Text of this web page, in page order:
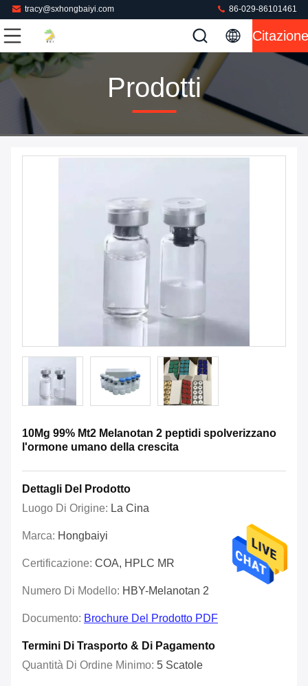
tracy@sxhongbaiyi.com 86-029-86101461
Citazione
Prodotti
10Mg 99% Mt2 Melanotan 2 peptidi spolverizzano
l'ormone umano della crescita
Dettagli Del Prodotto
Luogo Di Origine: La Cina
Marca: Hongbaiyi
Certificazione: COA, HPLC MR
Numero Di Modello: HBY-Melanotan 2
Documento: Brochure Del Prodotto PDF
Termini Di Trasporto & Di Pagamento
Quantità Di Ordine Minimo: 5 Scatole